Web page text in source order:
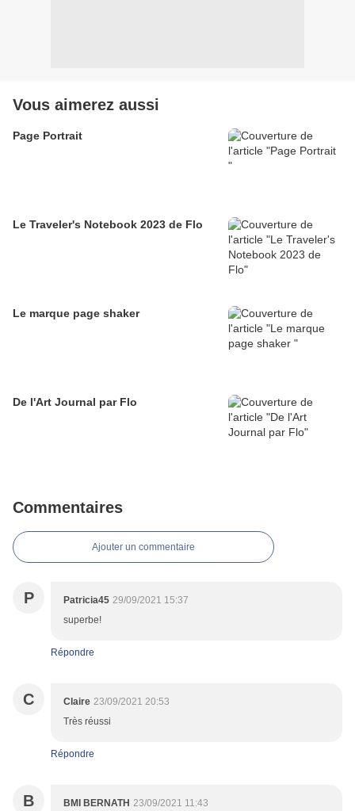
Vous aimerez aussi
Page Portrait
Le Traveler's Notebook 2023 de Flo
Le marque page shaker
De l'Art Journal par Flo
Commentaires
Ajouter un commentaire
P Patricia45 29/09/2021 15:37
superbe!
Répondre
C Claire 23/09/2021 20:53
Très réussi
Répondre
B BMI BERNATH 23/09/2021 11:43